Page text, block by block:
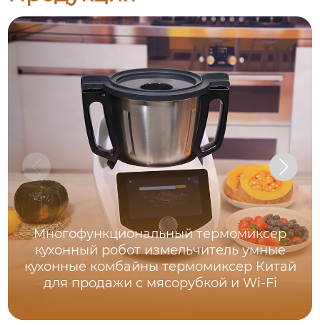
Многофункциональный термомиксер
кухонный робот измельчитель умные
кухонные комбайны термомиксер Китай
для продажи с мясорубкой и Wi-Fi